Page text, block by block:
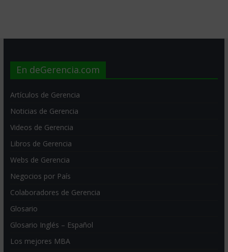
En deGerencia.com
Artículos de Gerencia
Noticias de Gerencia
Videos de Gerencia
Libros de Gerencia
Webs de Gerencia
Negocios por País
Colaboradores de Gerencia
Glosario
Glosario Inglés – Español
Los mejores MBA